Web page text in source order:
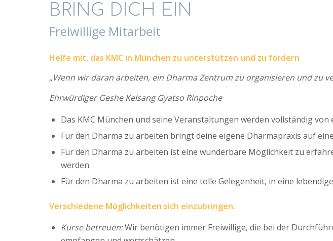
BRING DICH EIN
Freiwillige Mitarbeit
Helfe mit, das KMC in München zu unterstützen und zu fördern
„Wenn wir daran arbeiten, ein Dharma Zentrum zu organisieren und zu
Ehrwürdiger Geshe Kelsang Gyatso Rinpoche
Das KMC München und seine Veranstaltungen werden vollständig
Für den Dharma zu arbeiten bringt deine eigene Dharmapraxis auf
Für den Dharma zu arbeiten ist eine wunderbare Möglichkeit zu
werden.
Für den Dharma zu arbeiten ist eine tolle Gelegenheit, in eine
Verschiedene Möglichkeiten sich einzubringen:
Kurse betreuen:Wir benötigen immer Freiwillige, die bei der